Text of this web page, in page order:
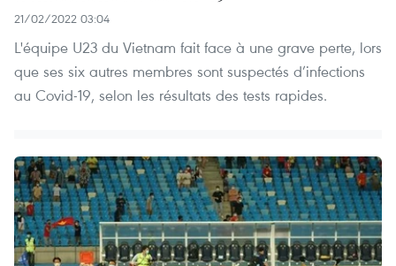
21/02/2022 03:04
L'équipe U23 du Vietnam fait face à une grave perte, lors
que ses six autres membres sont suspectés d’infections
au Covid-19, selon les résultats des tests rapides.